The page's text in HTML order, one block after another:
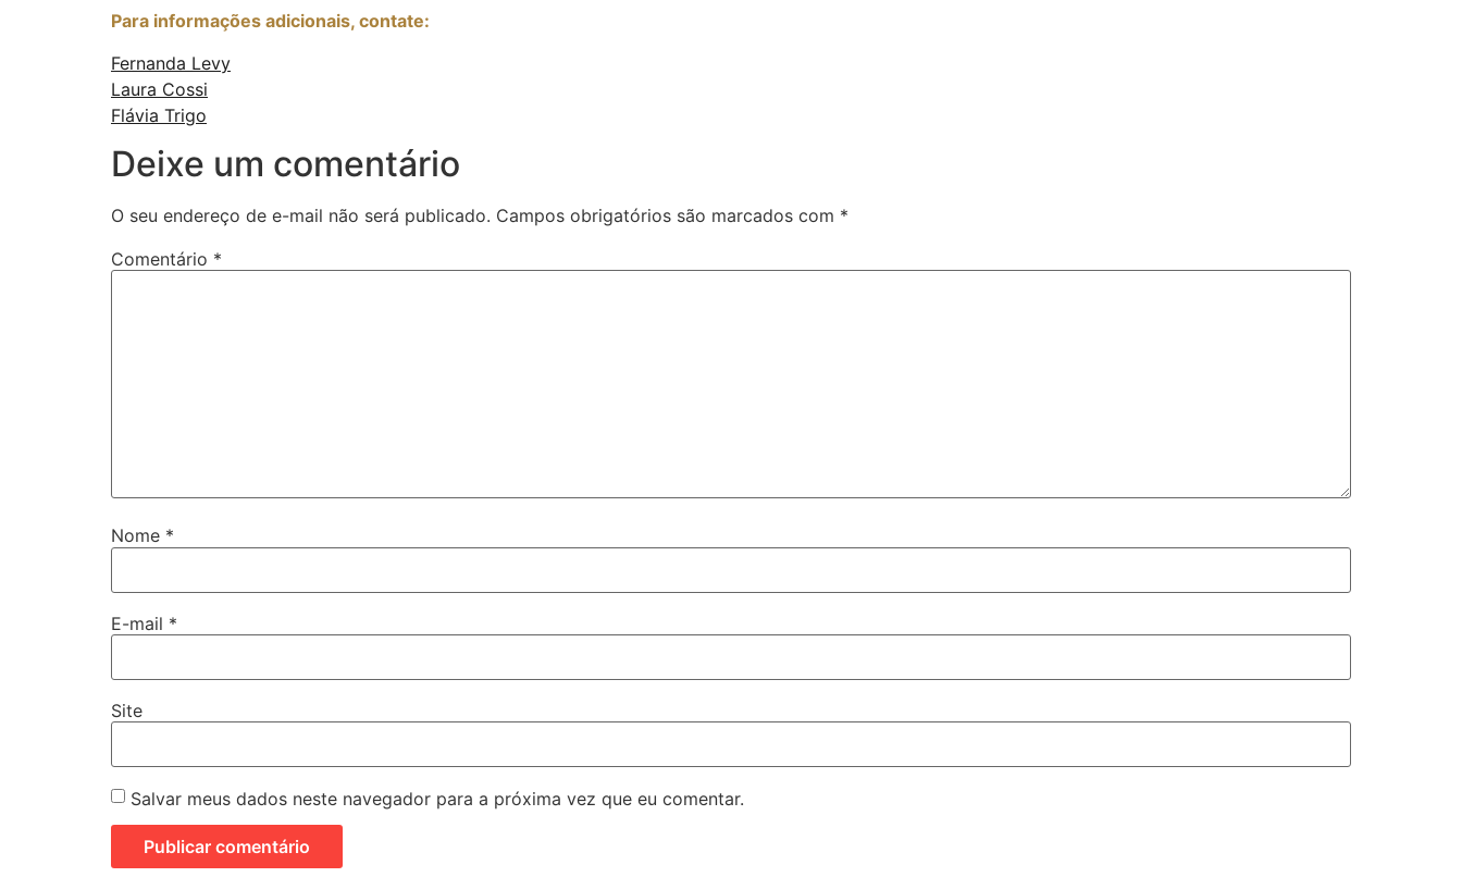
Para informações adicionais, contate:
Fernanda Levy
Laura Cossi
Flávia Trigo
Deixe um comentário
O seu endereço de e-mail não será publicado. Campos obrigatórios são marcados com *
Comentário *
Nome *
E-mail *
Site
Salvar meus dados neste navegador para a próxima vez que eu comentar.